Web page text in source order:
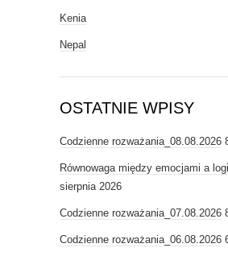
Kenia
Nepal
OSTATNIE WPISY
Codzienne rozważania_08.08.2026
Równowaga między emocjami a
sierpnia 2026
Codzienne rozważania_07.08.2026
Codzienne rozważania_06.08.2026